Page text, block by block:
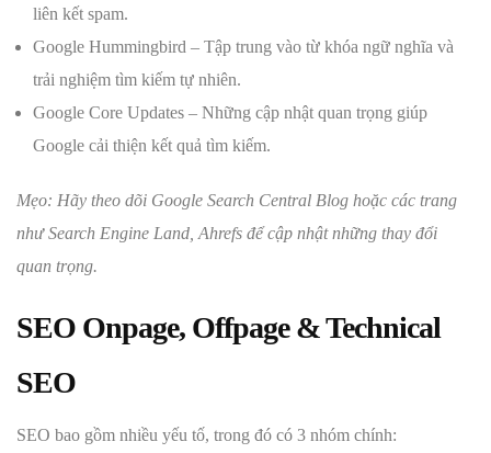
liên kết spam.
Google Hummingbird – Tập trung vào từ khóa ngữ nghĩa và
trải nghiệm tìm kiếm tự nhiên.
Google Core Updates – Những cập nhật quan trọng giúp
Google cải thiện kết quả tìm kiếm.
Mẹo: Hãy theo dõi Google Search Central Blog hoặc các trang
như Search Engine Land, Ahrefs để cập nhật những thay đổi
quan trọng.
SEO Onpage, Offpage & Technical
SEO
SEO bao gồm nhiều yếu tố, trong đó có 3 nhóm chính: